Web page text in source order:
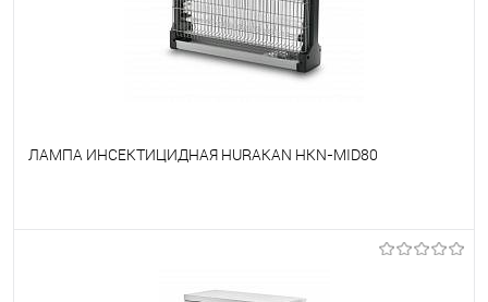
ЛАМПА ИНСЕКТИЦИДНАЯ HURAKAN HKN-MID80